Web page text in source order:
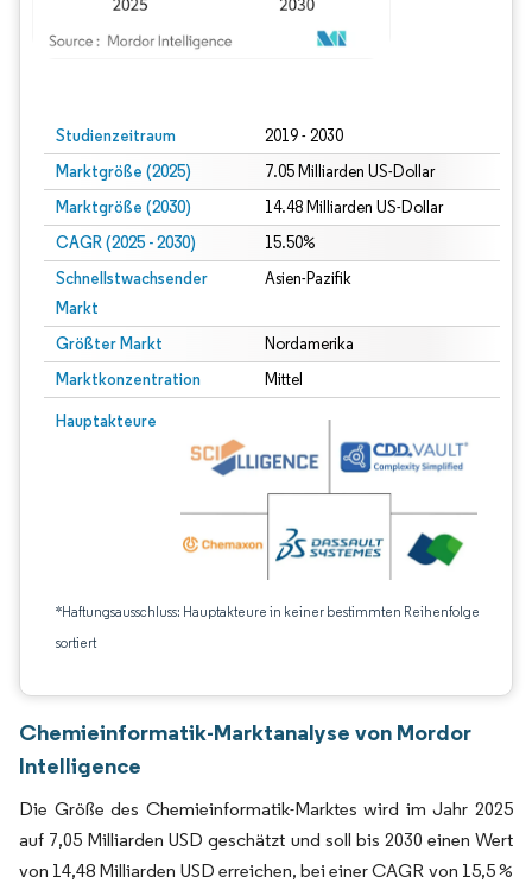
Studienzeitraum 2019 - 2030
Marktgröße (2025) 7.05 Milliarden US-Dollar
Marktgröße (2030) 14.48 Milliarden US-Dollar
CAGR (2025 - 2030) 15.50%
Schnellstwachsender
Markt
Asien-Pazifik
Größter Markt Nordamerika
Marktkonzentration Mittel
Hauptakteure
*Haftungsausschluss: Hauptakteure in keiner bestimmten Reihenfolge
sortiert
Chemieinformatik-Marktanalyse von Mordor
Intelligence
Die Größe des Chemieinformatik-Marktes wird im Jahr 2025
auf 7,05 Milliarden USD geschätzt und soll bis 2030 einen Wert
von 14,48 Milliarden USD erreichen, bei einer CAGR von 15,5 %